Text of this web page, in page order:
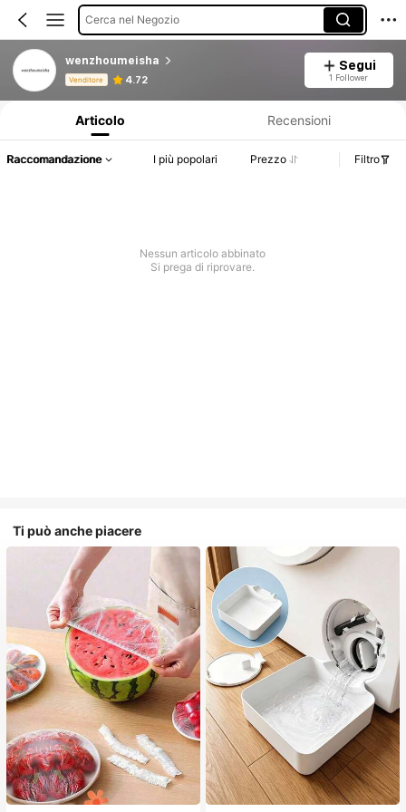
Cerca nel Negozio
wenzhoumeisha
Venditore 4.72
Segui
1 Follower
Articolo Recensioni
Raccomandazione I più popolari Prezzo Filtro
Nessun articolo abbinato
Si prega di riprovare.
Ti può anche piacere